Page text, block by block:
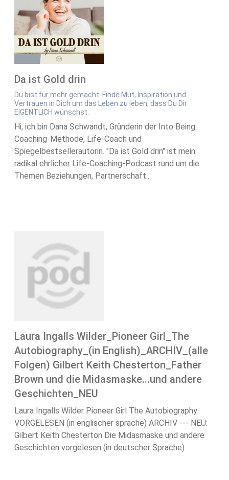
Da ist Gold drin
Du bist für mehr gemacht. Finde Mut, Inspiration und
Vertrauen in Dich um das Leben zu leben, dass Du Dir
EIGENTLICH wünschst.
Hi, ich bin Dana Schwandt, Gründerin der Into Being
Coaching-Methode, Life-Coach und
Spiegelbestsellerautorin. "Da ist Gold drin" ist mein
radikal ehrlicher Life-Coaching-Podcast rund um die
Themen Beziehungen, Partnerschaft...
Laura Ingalls Wilder_Pioneer Girl_The
Autobiography_(in English)_ARCHIV_(alle
Folgen) Gilbert Keith Chesterton_Father
Brown und die Midasmaske...und andere
Geschichten_NEU
Laura Ingalls Wilder Pioneer Girl The Autobiography
VORGELESEN (in englischer sprache) ARCHIV --- NEU:
Gilbert Keith Chesterton Die Midasmaske und andere
Geschichten vorgelesen (in deutscher Sprache)